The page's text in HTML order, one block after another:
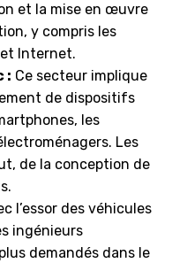
et la mise en œuvre
y compris les
Internet.
: Ce secteur implique
de dispositifs
les
Les
de la conception de
l’essor des véhicules
ingénieurs
demandés dans le